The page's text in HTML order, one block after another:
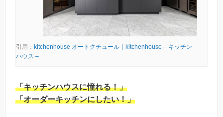
引用： kitchenhouse オートクチュール｜kitchenhouse – キッチン
ハウス –
「キッチンハウスに憧れる！」
「オーダーキッチンにしたい！」